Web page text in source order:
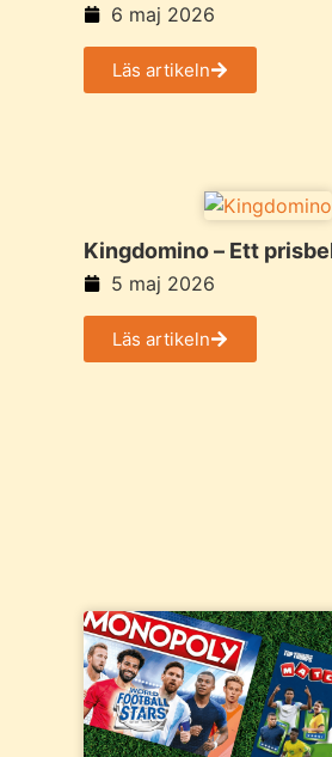
6 maj 2026
Läs artikeln
Kingdomino – Ett
familjespel med enkla
taktiska val
5 maj 2026
Läs artikeln